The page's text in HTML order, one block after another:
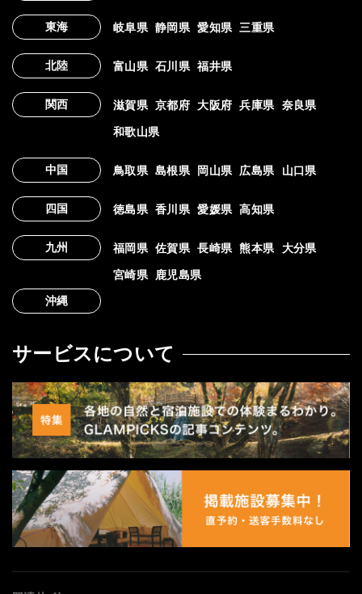
東海 岐阜県 静岡県 愛知県 三重県
北陸 富山県 石川県 福井県
関西 滋賀県 京都府 大阪府 兵庫県 奈良県
和歌山県
中国 鳥取県 島根県 岡山県 広島県 山口県
四国 徳島県 香川県 愛媛県 高知県
九州 福岡県 佐賀県 長崎県 熊本県 大分県
宮崎県
鹿児島県
沖縄
サービスについて